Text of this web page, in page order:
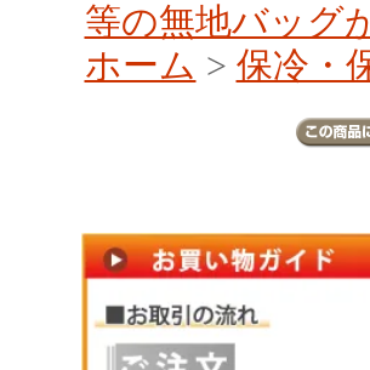
等の無地バッグ
ホーム > 保冷・